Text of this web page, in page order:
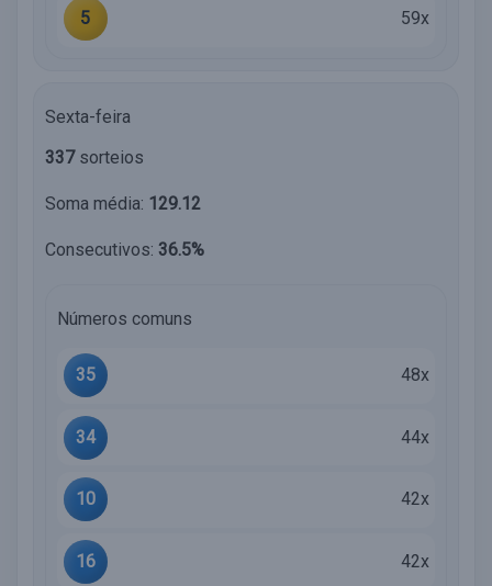
5 59x
Sexta-feira
337sorteios
Soma média: 129.12
Consecutivos: 36.5%
Números comuns
35 48x
34 44x
10 42x
16 42x